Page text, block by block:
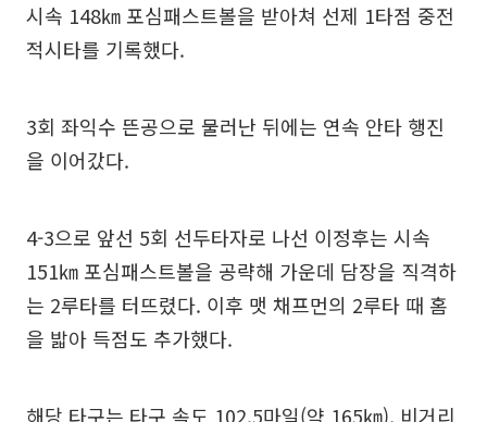
시속 148㎞ 포심패스트볼을 받아쳐 선제 1타점 중전
적시타를 기록했다.
3회 좌익수 뜬공으로 물러난 뒤에는 연속 안타 행진
을 이어갔다.
4-3으로 앞선 5회 선두타자로 나선 이정후는 시속
151㎞ 포심패스트볼을 공략해 가운데 담장을 직격하
는 2루타를 터뜨렸다. 이후 맷 채프먼의 2루타 때 홈
을 밟아 득점도 추가했다.
해당 타구는 타구 속도 102.5마일(약 165㎞), 비거리